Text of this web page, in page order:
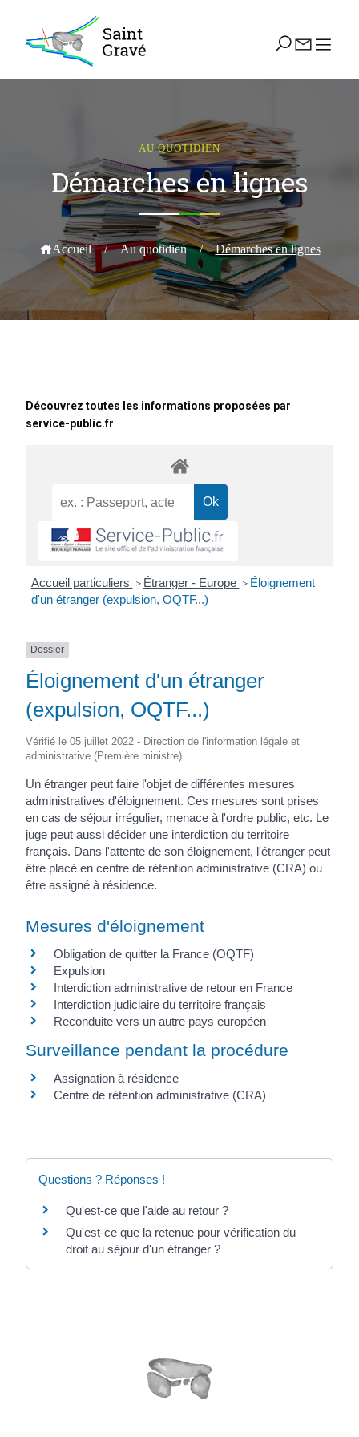
AU QUOTIDIEN
Démarches en lignes
Accueil / Au quotidien / Démarches en lignes
Découvrez toutes les informations proposées par
service-public.fr
Accueil particuliers > Étranger - Europe > Éloignement
d'un étranger (expulsion, OQTF...)
Dossier
Éloignement d'un étranger
(expulsion, OQTF...)
Vérifié le 05 juillet 2022 - Direction de l'information légale et
administrative (Première ministre)
Un étranger peut faire l'objet de différentes mesures
administratives d'éloignement. Ces mesures sont prises
en cas de séjour irrégulier, menace à l'ordre public, etc. Le
juge peut aussi décider une interdiction du territoire
français. Dans l'attente de son éloignement, l'étranger peut
être placé en centre de rétention administrative (CRA) ou
être assigné à résidence.
Mesures d'éloignement
Obligation de quitter la France (OQTF)
Expulsion
Interdiction administrative de retour en France
Interdiction judiciaire du territoire français
Reconduite vers un autre pays européen
Surveillance pendant la procédure
Assignation à résidence
Centre de rétention administrative (CRA)
Questions ? Réponses !
Qu'est-ce que l'aide au retour ?
Qu'est-ce que la retenue pour vérification du
droit au séjour d'un étranger ?